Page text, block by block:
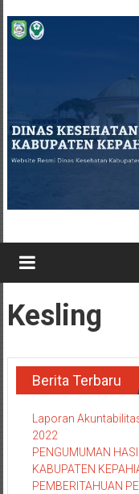
Kesling
Berita Terbaru
Laporan
2022
PENGUMUMAN
KABUPATEN
PEMBERITAHUAN